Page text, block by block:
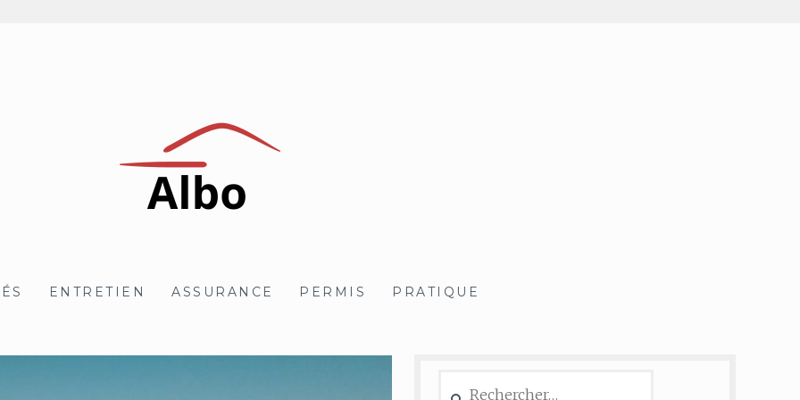
ENTRETIEN ASSURANCE PERMIS PRATIQUE